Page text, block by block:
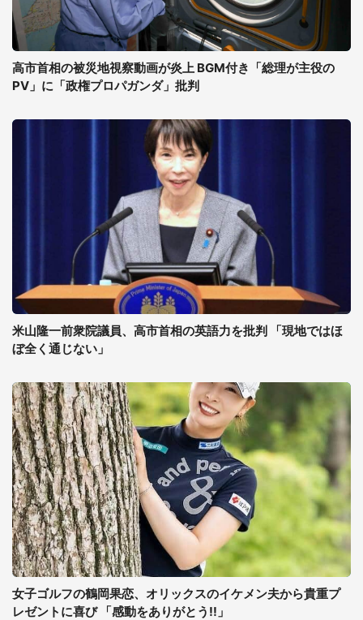
高市首相の被災地視察動画が炎上 BGM付き「総理が主役の
PV」に「政権プロパガンダ」批判
米山隆一前衆院議員、高市首相の英語力を批判 「現地ではほ
ぼ全く通じない」
女子ゴルフの鶴岡果恋、オリックスのイケメン夫から貴重プ
レゼントに喜び 「感動をありがとう!!」